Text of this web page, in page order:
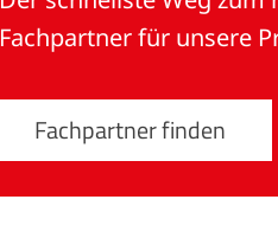
Fachpartner für unsere
Fachpartner finden